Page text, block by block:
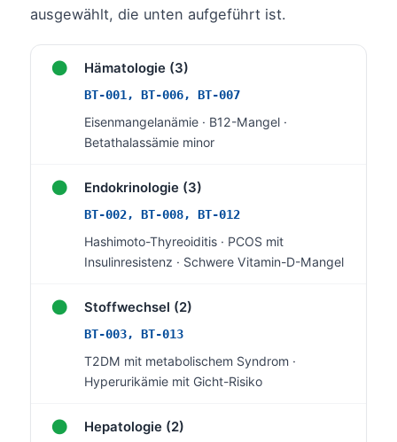
ausgewählt, die unten aufgeführt ist.
● Hämatologie (3)
BT-001, BT-006, BT-007
Eisenmangelanämie · B12-Mangel ·
Betathalassämie minor
● Endokrinologie (3)
BT-002, BT-008, BT-012
Hashimoto-Thyreoiditis · PCOS mit
Insulinresistenz · Schwere Vitamin-D-Mangel
● Stoffwechsel (2)
BT-003, BT-013
T2DM mit metabolischem Syndrom ·
Hyperurikämie mit Gicht-Risiko
● Hepatologie (2)
سنڌي
অসমীয়া
Galego
Latviešu valoda
Euskara
Gàidhlig
Occitan
Afrikaans
Монгол
ພາສາລາວ
Basa Jawa
Cebuano